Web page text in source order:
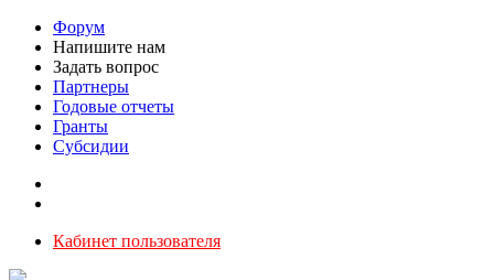
Форум
Напишите нам
Задать вопрос
Партнеры
Годовые отчеты
Гранты
Субсидии
Кабинет пользователя